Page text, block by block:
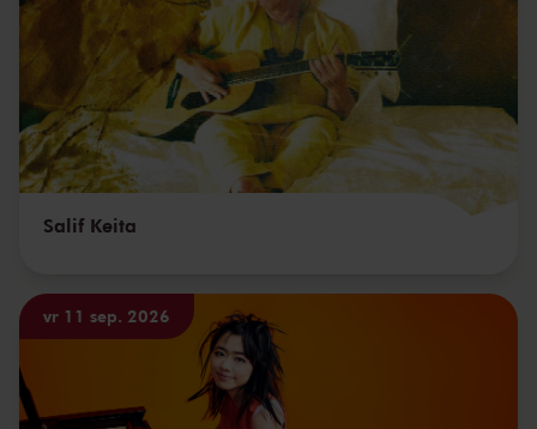
Salif Keita
vr 11 sep. 2026